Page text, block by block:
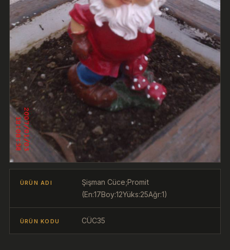
ÜRÜN ADI
Şişman Cüce;Promit
(En:17Boy:12Yüks:25Ağr:1)
ÜRÜN KODU CÜC35